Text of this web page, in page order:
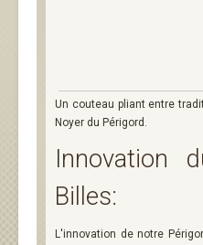
Un couteau pliant entre
Noyer du Périgord.
Innovation
Billes:
L'innovation de notre